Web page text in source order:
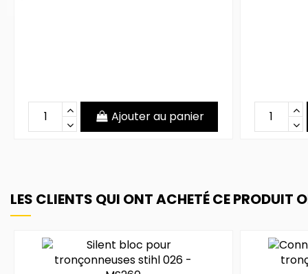
Ajouter au panier
LES CLIENTS QUI ONT ACHETÉ CE PRODUIT